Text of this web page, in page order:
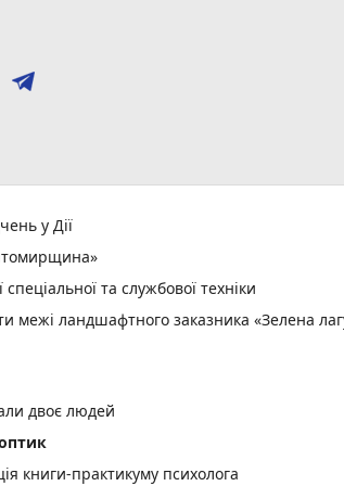
у Дії
та службової техніки
межі ландшафтного заказника «Зелена
двоє людей
книги-практикуму психолога